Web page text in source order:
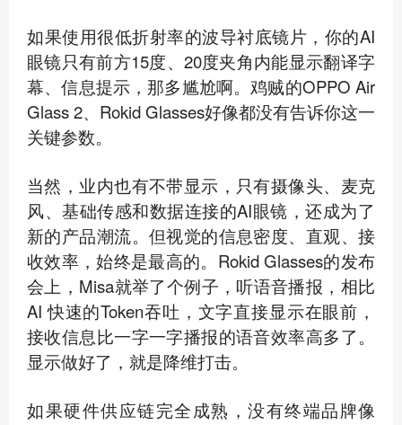
如果使用很低折射率的波导衬底镜片，你的AI
眼镜只有前方15度、20度夹角内能显示翻译字
幕、信息提示，那多尴尬啊。鸡贼的OPPO Air
Glass 2、Rokid Glasses好像都没有告诉你这一
关键参数。
当然，业内也有不带显示，只有摄像头、麦克
风、基础传感和数据连接的AI眼镜，还成为了
新的产品潮流。但视觉的信息密度、直观、接
收效率，始终是最高的。Rokid Glasses的发布
会上，Misa就举了个例子，听语音播报，相比
AI 快速的Token吞吐，文字直接显示在眼前，
接收信息比一字一字播报的语音效率高多了。
显示做好了，就是降维打击。
如果硬件供应链完全成熟，没有终端品牌像